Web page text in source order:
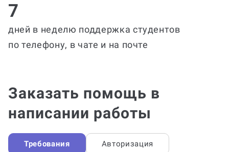
7
дней в неделю поддержка студентов
по телефону, в чате и на почте
Заказать помощь в
написании работы
Требования Авторизация